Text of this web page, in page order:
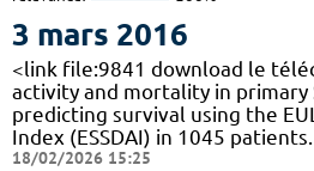
3 mars 2016
<link file:9841 download le
activity and mortality in primary
predicting survival using the
Index (ESSDAI) in 1045
18/02/2026 15:25